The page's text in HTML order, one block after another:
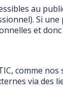
au
Si
et
comme
via des